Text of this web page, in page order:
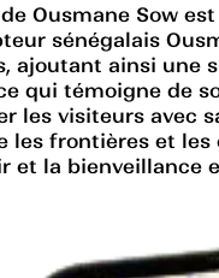
Ousmane Sow
sénégalais
ajoutant ainsi
qui témoigne de
les visiteurs avec
les frontières et
et la bienveillance